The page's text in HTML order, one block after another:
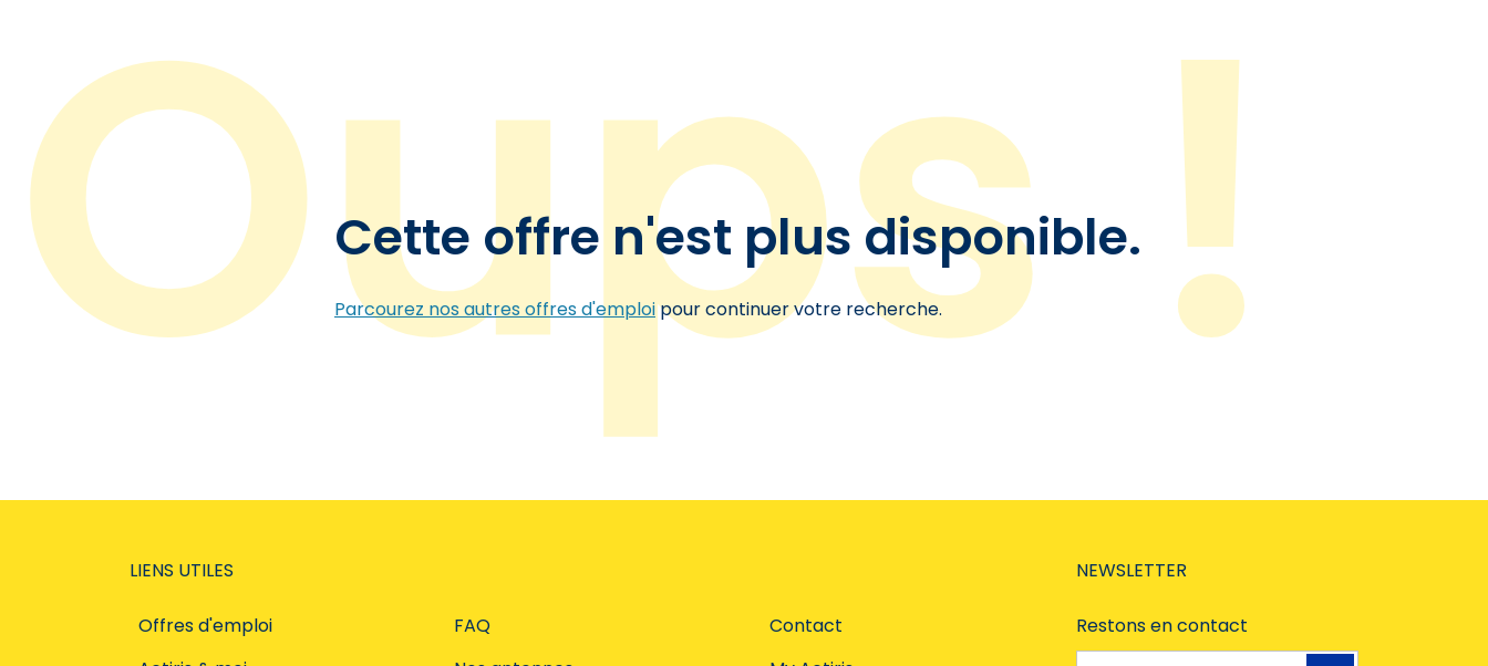
Cette offre n'est plus disponible.
Parcourez nos autres offres d'emploipour continuer votre recherche.
LIENS UTILES
Offres d'emploi
FAQ
Contact
NEWSLETTER
Restons en contact